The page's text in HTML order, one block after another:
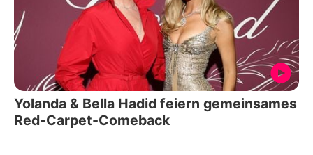
Yolanda & Bella Hadid feiern gemeinsames
Red-Carpet-Comeback